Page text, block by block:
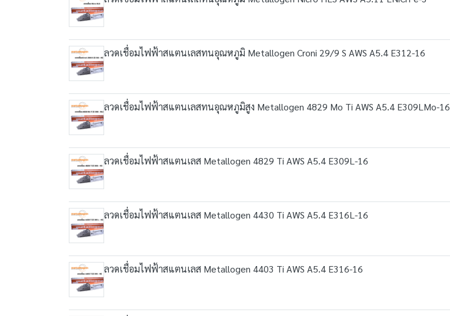
ลวดเชื่อมไฟฟ้าสแตนเลสทนอุณหภูมิ Metallogen Croni 29/9 S AWS A5.4 E312-16
ลวดเชื่อมไฟฟ้าสแตนเลสทนอุณหภูมิสูง Metallogen 4829 Mo Ti AWS A5.4 E309LMo-16
ลวดเชื่อมไฟฟ้าสแตนเลส Metallogen 4829 Ti AWS A5.4 E309L-16
ลวดเชื่อมไฟฟ้าสแตนเลส Metallogen 4430 Ti AWS A5.4 E316L-16
ลวดเชื่อมไฟฟ้าสแตนเลส Metallogen 4403 Ti AWS A5.4 E316-16